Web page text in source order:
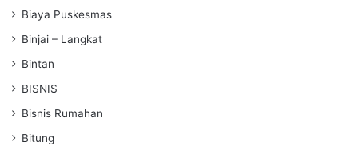
Biaya Puskesmas
Binjai – Langkat
Bintan
BISNIS
Bisnis Rumahan
Bitung